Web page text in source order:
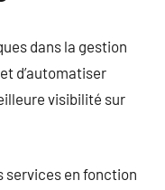
dans la gestion
d’automatiser
visibilité sur
services en fonction